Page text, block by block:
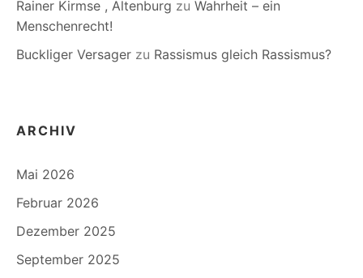
Rainer Kirmse , Altenburg zu Wahrheit – ein
Menschenrecht!
Buckliger Versager zu Rassismus gleich Rassismus?
ARCHIV
Mai 2026
Februar 2026
Dezember 2025
September 2025